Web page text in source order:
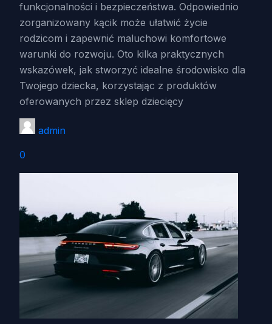
funkcjonalności i bezpieczeństwa. Odpowiednio
zorganizowany kącik może ułatwić życie
rodzicom i zapewnić maluchowi komfortowe
warunki do rozwoju. Oto kilka praktycznych
wskazówek, jak stworzyć idealne środowisko dla
Twojego dziecka, korzystając z produktów
oferowanych przez sklep dziecięcy
admin
0